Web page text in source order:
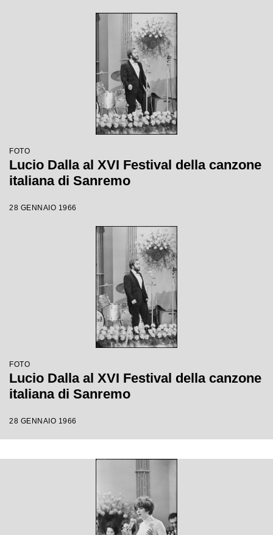
FOTO
Lucio Dalla al XVI Festival della canzone
italiana di Sanremo
28 GENNAIO 1966
FOTO
Lucio Dalla al XVI Festival della canzone
italiana di Sanremo
28 GENNAIO 1966